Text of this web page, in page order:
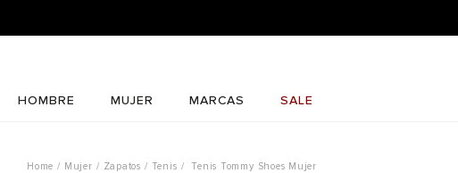
HOMBRE MUJER MARCAS SALE
Mujer Zapatos Tenis Tenis Tommy Shoes Mujer